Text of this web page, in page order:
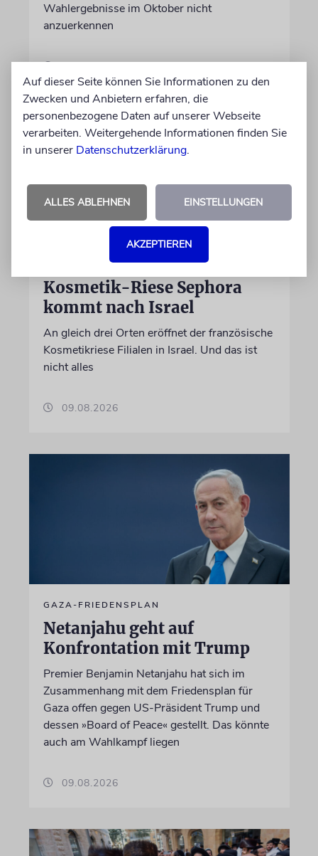
Wahlergebnisse im Oktober nicht
anzuerkennen
09.08.2026
WIRTSCHAFT
Kosmetik-Riese Sephora
kommt nach Israel
An gleich drei Orten eröffnet der französische
Kosmetikriese Filialen in Israel. Und das ist
nicht alles
09.08.2026
GAZA-FRIEDENSPLAN
Netanjahu geht auf
Konfrontation mit Trump
Premier Benjamin Netanjahu hat sich im
Zusammenhang mit dem Friedensplan für
Gaza offen gegen US-Präsident Trump und
dessen »Board of Peace« gestellt. Das könnte
auch am Wahlkampf liegen
09.08.2026
Auf dieser Seite können Sie Informationen zu den
Zwecken und Anbietern erfahren, die
personenbezogene Daten auf unserer Webseite
verarbeiten. Weitergehende Informationen finden Sie
in unserer Datenschutzerklärung.
ALLES ABLEHNEN EINSTELLUNGEN
AKZEPTIEREN